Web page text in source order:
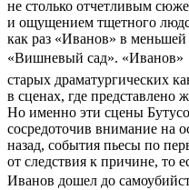
не столько отчетливым
и ощущением тщетного
как раз «Иванов» в
«Вишневый сад». «Иванов»
старых драматургических
в сценах, где представлено
Но именно эти сцены
сосредоточив внимание на
назад, события пьесы по
от следствия к причине, то
Иванов дошел до